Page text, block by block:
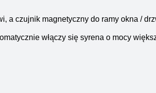
a czujnik magnetyczny do ramy okna /
włączy się syrena o mocy